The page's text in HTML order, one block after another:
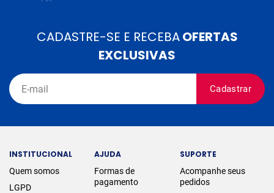
CADASTRE-SE E RECEBAOFERTAS
EXCLUSIVAS
Cadastrar
INSTITUCIONAL
Quem somos
LGPD
AJUDA
Formas de
pagamento
SUPORTE
Acompanhe seus
pedidos